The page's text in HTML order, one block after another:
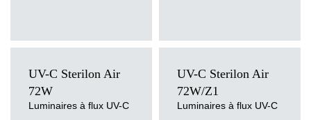
UV-C Sterilon Air
72W
Luminaires à flux UV-C
UV-C Sterilon Air
72W/Z1
Luminaires à flux UV-C